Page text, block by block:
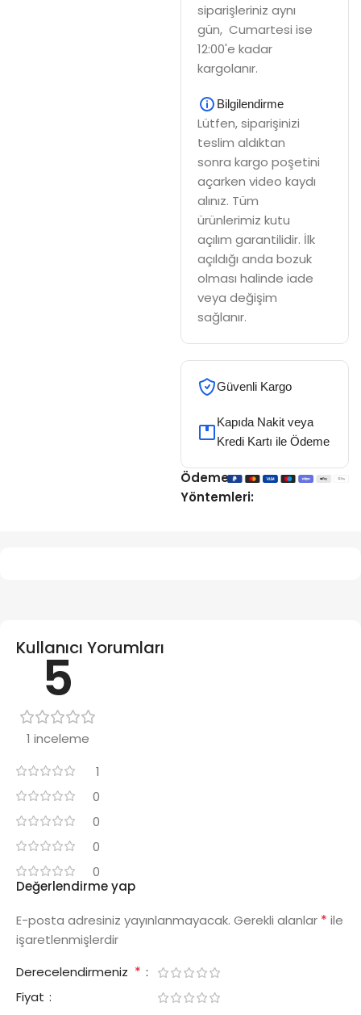
siparişleriniz aynı
gün, Cumartesi ise
12:00'e kadar
kargolanır.
Bilgilendirme
Lütfen, siparişinizi
teslim aldıktan
sonra kargo poşetini
açarken video kaydı
alınız. Tüm
ürünlerimiz kutu
açılım garantilidir. İlk
açıldığı anda bozuk
olması halinde iade
veya değişim
sağlanır.
Güvenli Kargo
Kapıda Nakit veya
Kredi Kartı ile Ödeme
Ödeme
Yöntemleri:
Kullanıcı Yorumları
5
1 inceleme
1
0
0
0
0
Değerlendirme yap
E-posta adresiniz yayınlanmayacak. Gerekli alanlar * ile
işaretlenmişlerdir
Derecelendirmeniz *
Fiyat